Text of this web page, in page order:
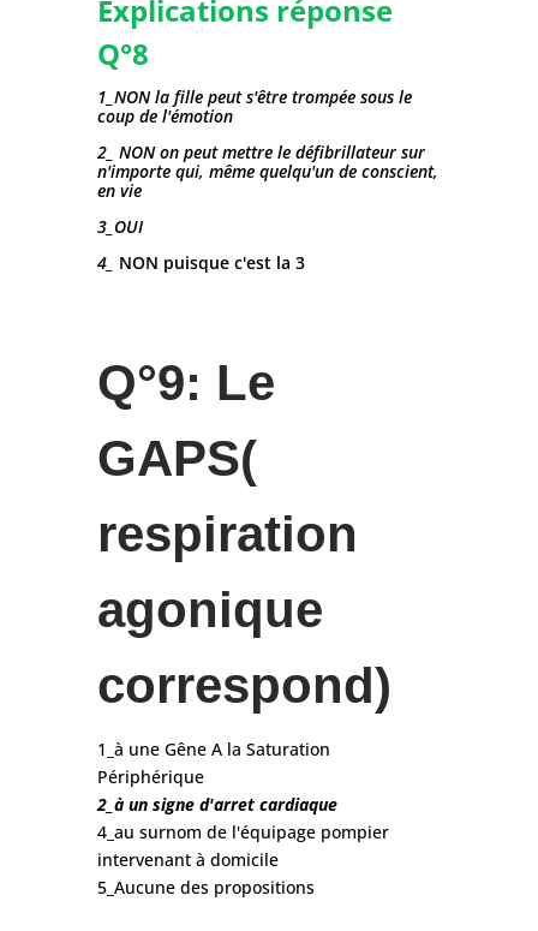
Explications réponse
Q°8
1_NON la fille peut s'être trompée sous le
coup de l'émotion
2_ NON on peut mettre le défibrillateur sur
n'importe qui, même quelqu'un de conscient,
en vie
3_OUI
4_ NON puisque c'est la 3
Q°9: Le
GAPS(
respiration
agonique
correspond)
1_à une Gêne A la Saturation
Périphérique
2_à un signe d'arret cardiaque
4_au surnom de l'équipage pompier
intervenant à domicile
5_Aucune des propositions